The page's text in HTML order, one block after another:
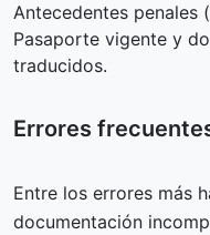
Antecedentes penales
Pasaporte vigente y
traducidos.
Errores
Entre los errores más
documentación